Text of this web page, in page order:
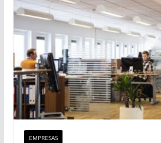
EMPRESAS